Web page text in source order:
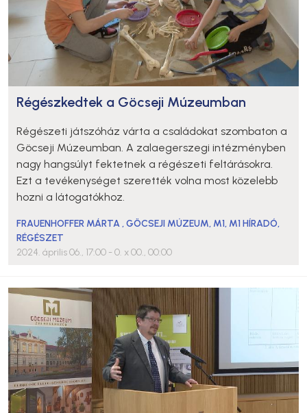
Régészkedtek a Göcseji Múzeumban
Régészeti játszóház várta a családokat szombaton a
Göcseji Múzeumban. A zalaegerszegi intézményben
nagy hangsúlyt fektetnek a régészeti feltárásokra.
Ezt a tevékenységet szerették volna most közelebb
hozni a látogatókhoz.
FRAUENHOFFER MÁRTA,GÖCSEJI MÚZEUM, M1, M1 HÍRADÓ,
RÉGÉSZET
2024. április 06., 17:00 - 0. x 00., 00:00